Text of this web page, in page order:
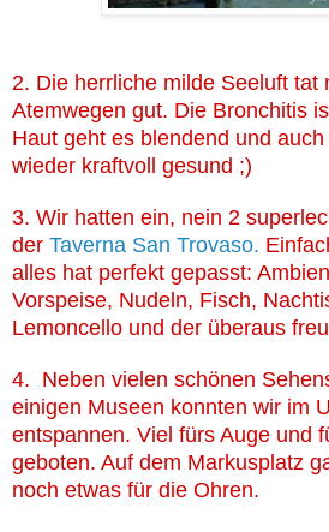
2. Die herrliche milde Seeluft tat
Atemwegen gut. Die Bronchitis
Haut geht es blendend und
wieder kraftvoll gesund ;)
3. Wir hatten ein, nein 2
der Taverna San Trovaso.
alles hat perfekt gepasst:
Vorspeise, Nudeln, Fisch,
Lemoncello und der überaus
4. Neben vielen schönen
einigen Museen konnten wir im
entspannen. Viel fürs Auge und
geboten. Auf dem Markusplatz
noch etwas für die Ohren.